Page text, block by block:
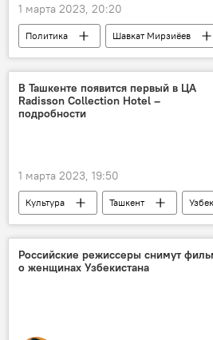
1 марта 2023, 20:20
Политика
Шавкат Мирзиёев
Ильхам Алиев
Азербайджан
В Ташкенте появится первый в ЦА
Radisson Collection Hotel –
подробности
1 марта 2023, 19:50
Культура Ташкент
Центральная Азия
отель
гостиница
Российские режиссеры снимут
о женщинах Узбекистана